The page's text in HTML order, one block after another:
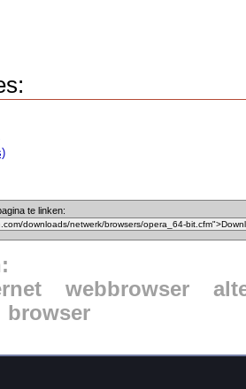
te linken:
webbrowser
browser